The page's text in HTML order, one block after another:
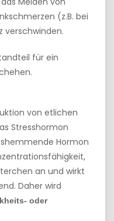
(z.B. bei
verschwinden.
für ein
von etlichen
Stresshormon
Hormon
an und wirkt
Daher wird
oder